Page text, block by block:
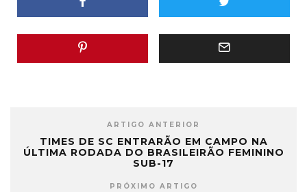
ARTIGO ANTERIOR
TIMES DE SC ENTRARÃO EM CAMPO NA
ÚLTIMA RODADA DO BRASILEIRÃO FEMININO
SUB-17
PRÓXIMO ARTIGO